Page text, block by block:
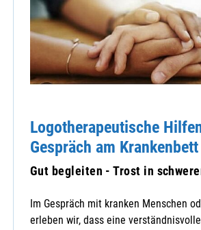
Logotherapeutische
Gespräch am Krankenbett
Gut begleiten - Trost in
Im Gespräch mit kranken Menschen
erleben wir, dass eine